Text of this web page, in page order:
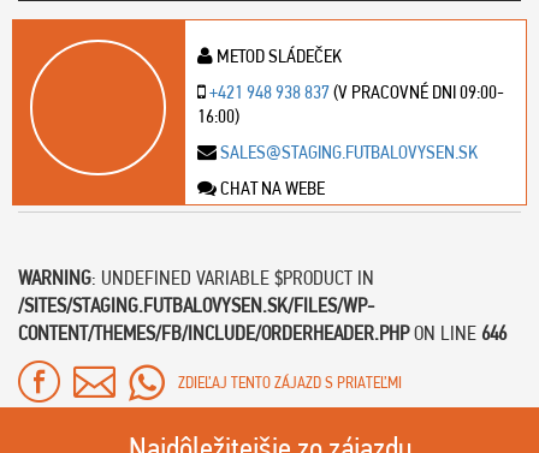
METOD SLÁDEČEK
+421 948 938 837(V PRACOVNÉ DNI 09:00-
16:00)
SALES@STAGING.FUTBALOVYSEN.SK
CHAT NA WEBE
WARNING: UNDEFINED VARIABLE $PRODUCT IN
/SITES/STAGING.FUTBALOVYSEN.SK/FILES/WP-
CONTENT/THEMES/FB/INCLUDE/ORDERHEADER.PHPON LINE 646
ZDIEĽAJ TENTO ZÁJAZD S PRIATEĽMI